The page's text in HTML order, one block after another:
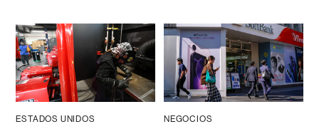
ESTADOS UNIDOS NEGOCIOS